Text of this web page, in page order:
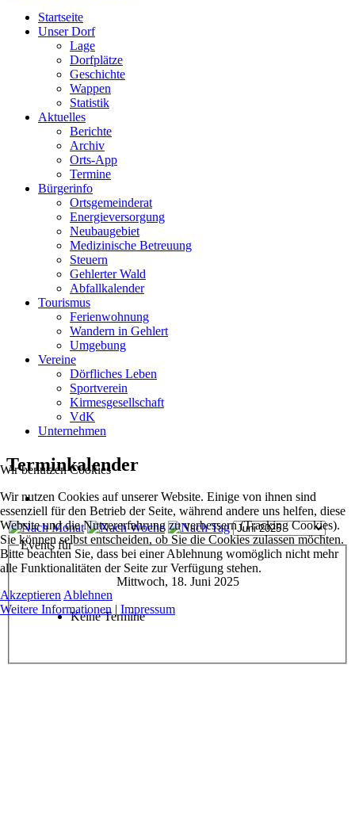
Startseite
Unser Dorf
Lage
Dorfplätze
Geschichte
Wappen
Statistik
Aktuelles
Berichte
Archiv
Orts-App
Termine
Bürgerinfo
Ortsgemeinderat
Energieversorgung
Neubaugebiet
Medizinische Betreuung
Steuern
Gehlerter Wald
Abfallkalender
Tourismus
Ferienwohnung
Wandern in Gehlert
Umgebung
Vereine
Dörfliches Leben
Sportverein
Kirmesgesellschaft
VdK
Unternehmen
Terminkalender
Events für
Mittwoch, 18. Juni 2025
Keine Termine
Wir benutzen Cookies
Wir nutzen Cookies auf unserer Website. Einige von ihnen sind
essenziell für den Betrieb der Seite, während andere uns helfen, diese
Website und die Nutzererfahrung zu verbessern (Tracking Cookies).
Sie können selbst entscheiden, ob Sie die Cookies zulassen möchten.
Bitte beachten Sie, dass bei einer Ablehnung womöglich nicht mehr
alle Funktionalitäten der Seite zur Verfügung stehen.
Akzeptieren Ablehnen
Weitere Informationen | Impressum